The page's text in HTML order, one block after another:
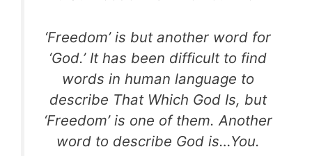
‘Freedom’ is but another word for
‘God.’ It has been difficult to find
words in human language to
describe That Which God Is, but
‘Freedom’ is one of them. Another
word to describe God is…You.